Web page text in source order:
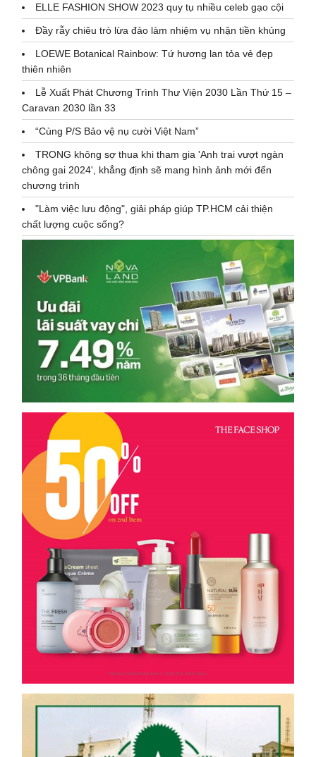
ELLE FASHION SHOW 2023 quy tụ nhiều celeb gạo cội
Đầy rẫy chiêu trò lừa đảo làm nhiệm vụ nhận tiền khủng
LOEWE Botanical Rainbow: Tứ hương lan tỏa vẻ đẹp
thiên nhiên
Lễ Xuất Phát Chương Trình Thư Viện 2030 Lần Thứ 15 –
Caravan 2030 lần 33
“Cùng P/S Bảo vệ nụ cười Việt Nam”
TRONG không sợ thua khi tham gia 'Anh trai vượt ngàn
chông gai 2024', khẳng định sẽ mang hình ảnh mới đến
chương trình
"Làm việc lưu động", giải pháp giúp TP.HCM cải thiện
chất lượng cuộc sống?